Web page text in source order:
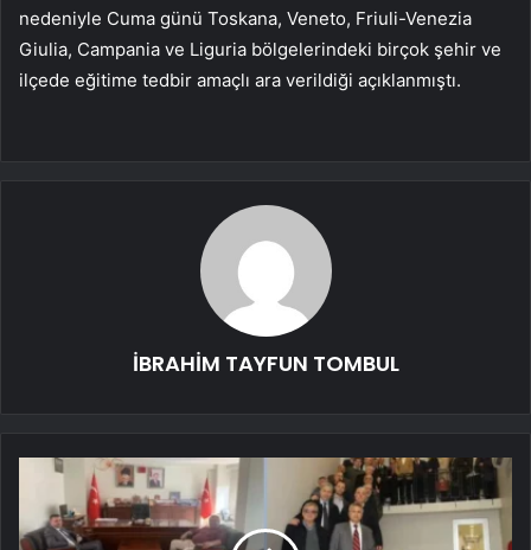
nedeniyle Cuma günü Toskana, Veneto, Friuli-Venezia
Giulia, Campania ve Liguria bölgelerindeki birçok şehir ve
ilçede eğitime tedbir amaçlı ara verildiği açıklanmıştı.
İBRAHİM TAYFUN TOMBUL